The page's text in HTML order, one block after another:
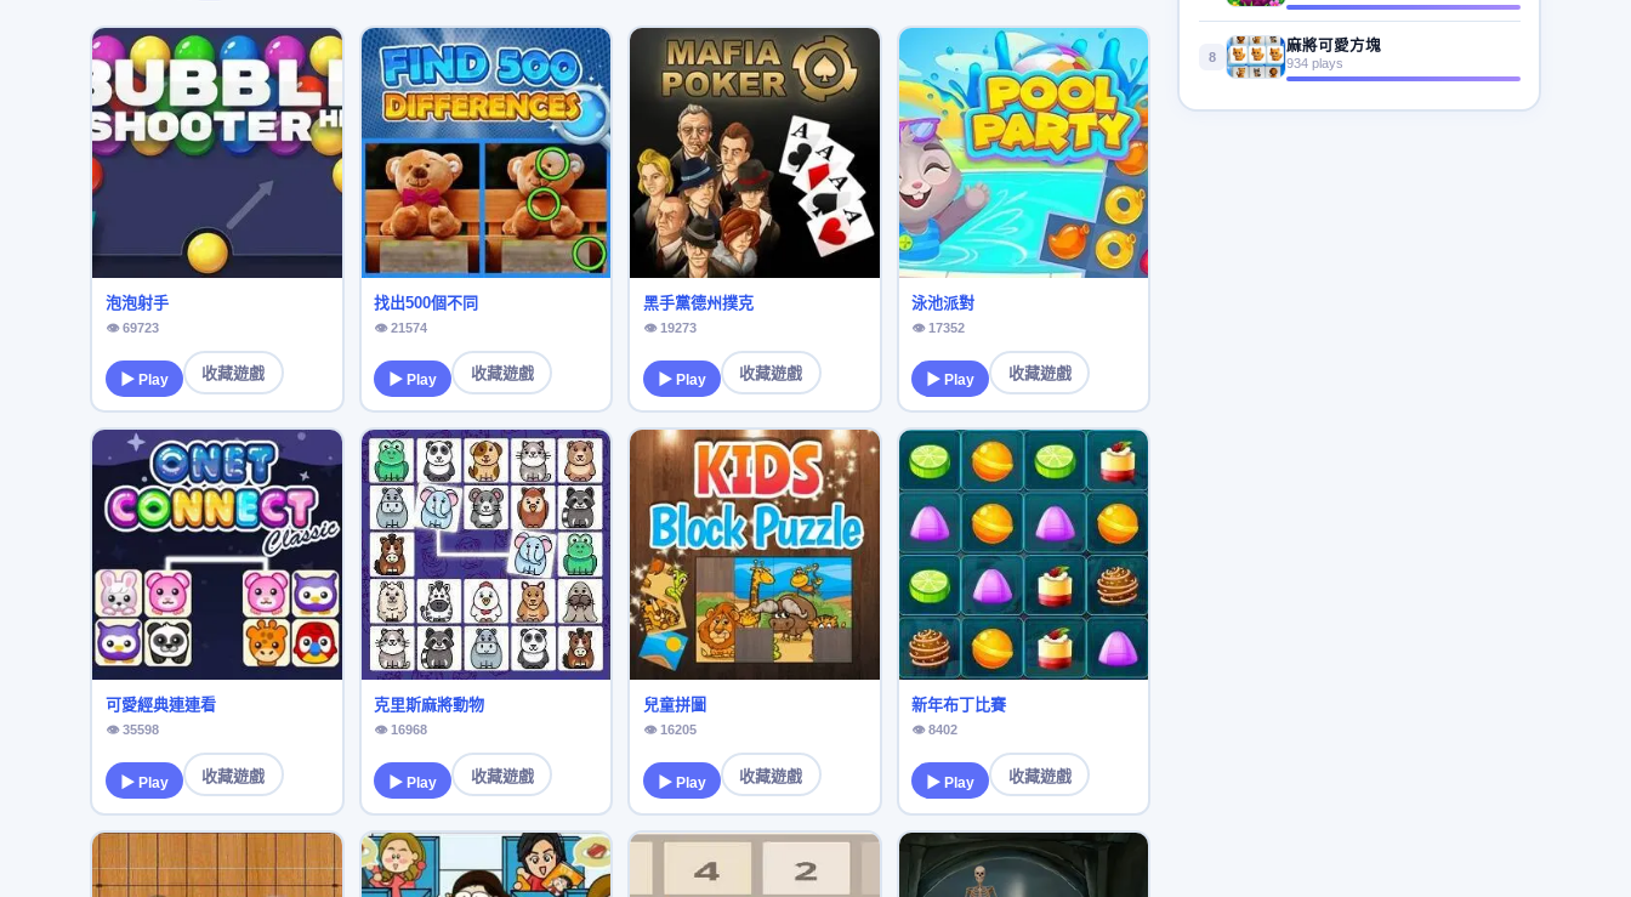
泡泡射手
👁 69723
▶ Play 收藏遊戲
找出500個不同
👁 21574
▶ Play 收藏遊戲
黑手黨德州撲克
👁 19273
▶ Play 收藏遊戲
泳池派對
👁 17352
▶ Play 收藏遊戲
可愛經典連連看
👁 35598
▶ Play 收藏遊戲
克里斯麻將動物
👁 16968
▶ Play 收藏遊戲
兒童拼圖
👁 16205
▶ Play 收藏遊戲
新年布丁比賽
👁 8402
▶ Play 收藏遊戲
8
麻將可愛方塊
934 plays